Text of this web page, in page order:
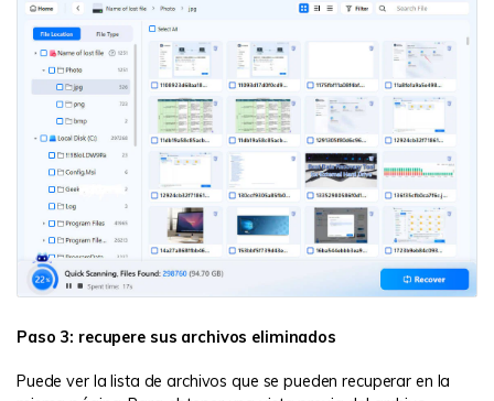
Paso 3: recupere sus archivos eliminados
Puede ver la lista de archivos que se pueden recuperar en la